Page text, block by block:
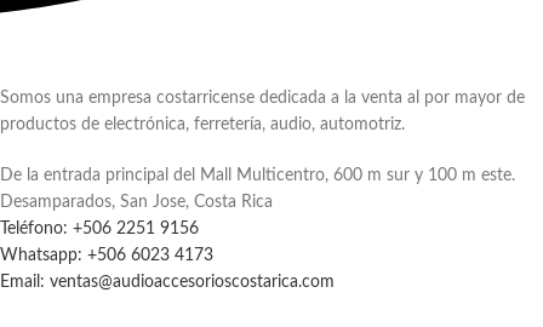
Somos una empresa costarricense dedicada a la venta al por mayor de
productos de electrónica, ferretería, audio, automotriz.
De la entrada principal del Mall Multicentro, 600 m sur y 100 m este.
Desamparados, San Jose, Costa Rica
Teléfono: +506 2251 9156
Whatsapp: +506 6023 4173
Email: ventas@audioaccesorioscostarica.com